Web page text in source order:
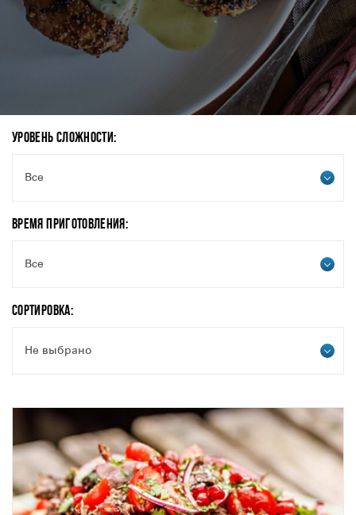
УРОВЕНЬ СЛОЖНОСТИ:
Все
ВРЕМЯ ПРИГОТОВЛЕНИЯ:
Все
СОРТИРОВКА:
Не выбрано